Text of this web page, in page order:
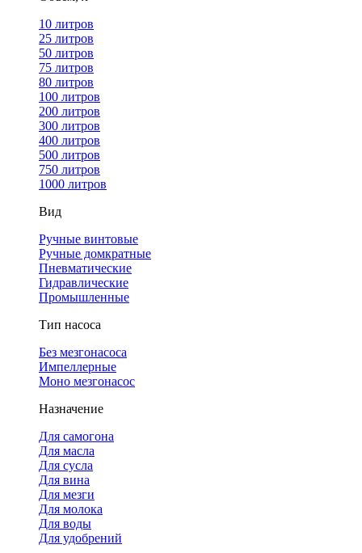
10 литров
25 литров
50 литров
75 литров
80 литров
100 литров
200 литров
300 литров
400 литров
500 литров
750 литров
1000 литров
Вид
Ручные винтовые
Ручные домкратные
Пневматические
Гидравлические
Промышленные
Тип насоса
Без мезгонасоса
Импеллерные
Моно мезгонасос
Назначение
Для самогона
Для масла
Для сусла
Для вина
Для мезги
Для молока
Для воды
Для удобрений